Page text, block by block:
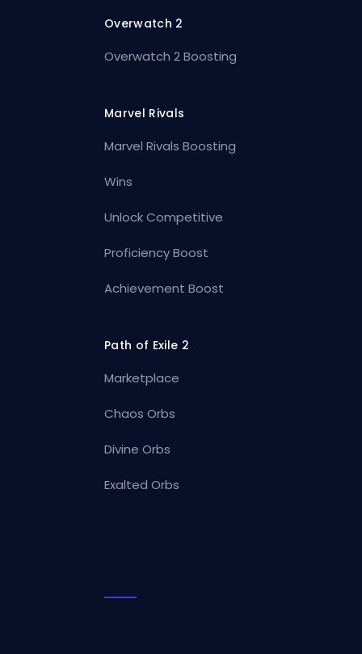
Overwatch 2
Overwatch 2 Boosting
Marvel Rivals
Marvel Rivals Boosting
Wins
Unlock Competitive
Proficiency Boost
Achievement Boost
Path of Exile 2
Marketplace
Chaos Orbs
Divine Orbs
Exalted Orbs